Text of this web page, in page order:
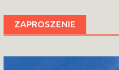
ZAPROSZENIE